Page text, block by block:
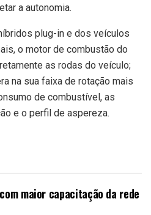
a autonomia.
plug-in e dos veículos
o motor de combustão do
as rodas do veículo;
na sua faixa de rotação mais
de combustível, as
e o perfil de aspereza.
maior capacitação da rede